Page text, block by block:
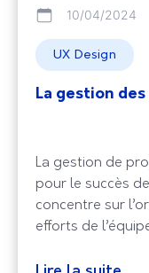
10/04/2024
UX Design
La gestion
La gestion de
pour le succès
concentre sur
efforts de
l’accent sur la